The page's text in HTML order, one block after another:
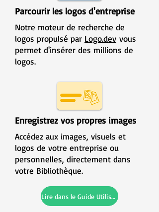
Parcourir les logos d'entreprise
Notre moteur de recherche de
logos propulsé par Logo.dev vous
permet d'insérer des millions de
logos.
Enregistrez vos propres images
Accédez aux images, visuels et
logos de votre entreprise ou
personnelles, directement dans
votre Bibliothèque.
Lire dans le Guide Utilisateur